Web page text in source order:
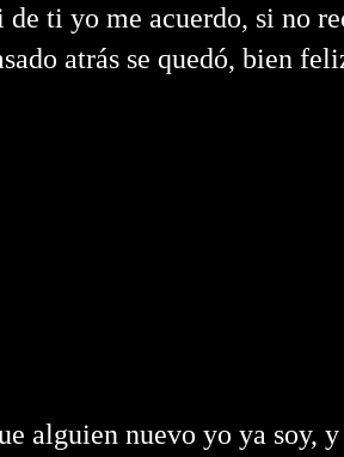
de ti yo me acuerdo, si no
atrás se quedó, bien
alguien nuevo yo ya soy,